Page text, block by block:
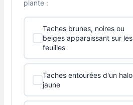
plante :
Taches brunes, noires ou
beiges apparaissant sur les
feuilles
Taches entourées d'un halo
jaune